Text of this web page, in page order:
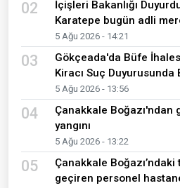
02
İçişleri Bakanlığı
Karatepe bugün adli
5 Ağu 2026 - 14:21
03
Gökçeada'da Büfe
Kiracı Suç Duyurusunda
5 Ağu 2026 - 13:56
04
Çanakkale
yangını
5 Ağu 2026 - 13:22
05
Çanakkale
geçiren personel